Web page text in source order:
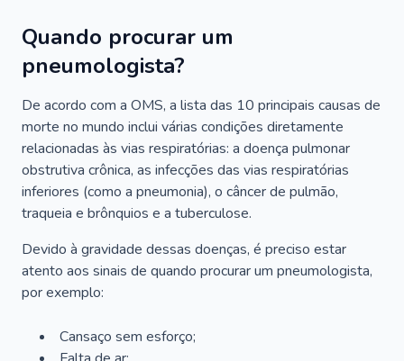
Quando procurar um
pneumologista?
De acordo com a OMS, a lista das 10 principais causas de
morte no mundo inclui várias condições diretamente
relacionadas às vias respiratórias: a doença pulmonar
obstrutiva crônica, as infecções das vias respiratórias
inferiores (como a pneumonia), o câncer de pulmão,
traqueia e brônquios e a tuberculose.
Devido à gravidade dessas doenças, é preciso estar
atento aos sinais de quando procurar um pneumologista,
por exemplo:
Cansaço sem esforço;